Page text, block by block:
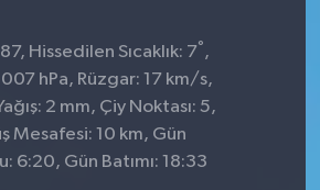
Hissedilen Sıcaklık: 7° ,
hPa, Rüzgar: 17 km/s,
2 mm, Çiy Noktası: 5,
Mesafesi: 10 km, Gün
6:20, Gün Batımı: 18:33